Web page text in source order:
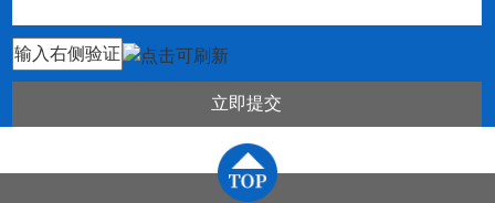
立即提交